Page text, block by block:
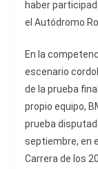
haber
el Autódromo
En la
escenario
de la prueba
propio equipo,
prueba
septiembre, en
Carrera de los